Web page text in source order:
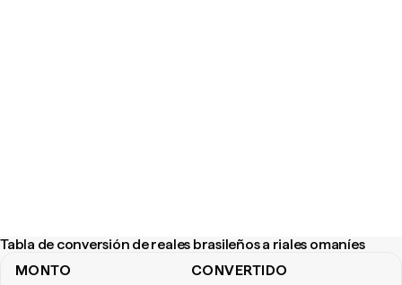
Tabla de conversión de reales brasileños a riales omaníes
MONTO CONVERTIDO